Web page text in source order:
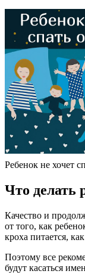
Ребенок не хочет
Что делать
Качество и
от того, как
кроха питается,
Поэтому все
будут касаться